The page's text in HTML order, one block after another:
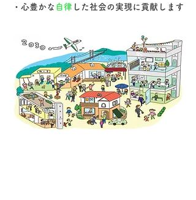
​・心豊かな 自律 した社会の実現に貢献します